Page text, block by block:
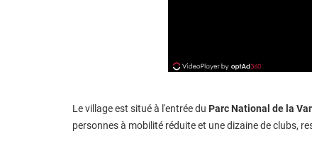
Le village est situé à l'entrée du Parc National de la
personnes à mobilité réduite et une dizaine de clubs,